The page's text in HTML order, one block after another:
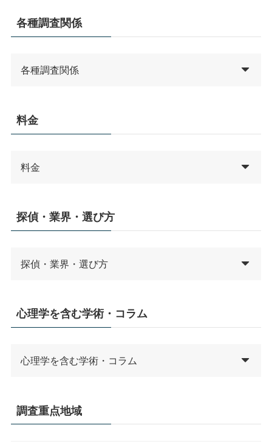
各種調査関係
各種調査関係
料金
料金
探偵・業界・選び方
探偵・業界・選び方
心理学を含む学術・コラム
心理学を含む学術・コラム
調査重点地域